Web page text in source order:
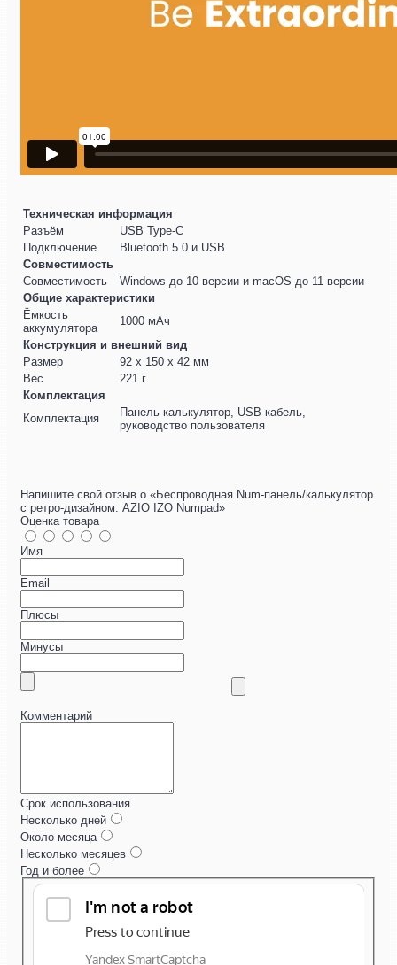
Техническая информация
Разъём
USB Type-C
Подключение
Bluetooth 5.0 и USB
Совместимость
Совместимость
Windows до 10 версии и macOS до 11 версии
Общие характеристики
Ёмкость
аккумулятора
1000 мАч
Конструкция и внешний вид
Размер
92 x 150 x 42 мм
Вес
221 г
Комплектация
Комплектация
Панель-калькулятор, USB-кабель,
руководство пользователя
Напишите свой отзыв о «Беспроводная Num-панель/калькулятор
с ретро-дизайном. AZIO IZO Numpad»
Оценка товара
Имя
Email
Плюсы
Минусы
Комментарий
Срок использования
Несколько дней
Около месяца
Несколько месяцев
Год и более